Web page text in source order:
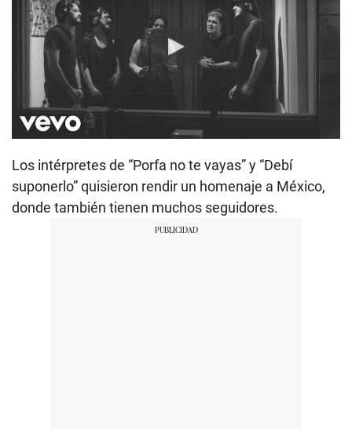
Play
Los intérpretes de “Porfa no te vayas” y “Debí
suponerlo” quisieron rendir un homenaje a México,
donde también tienen muchos seguidores.